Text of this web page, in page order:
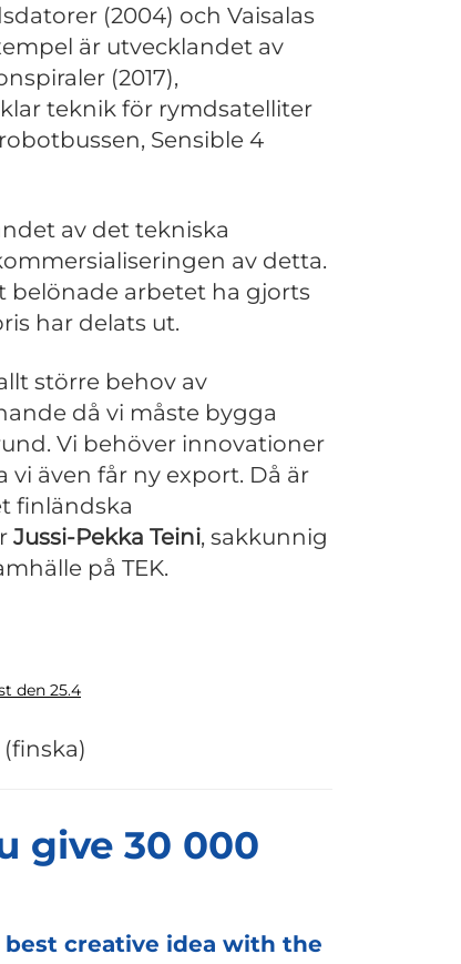
(2004) och Vaisalas
är utvecklandet av
(2017),
teknik för rymdsatelliter
Sensible 4
av det tekniska
av detta.
belönade arbetet ha gjorts
har delats ut.
större behov av
då vi måste bygga
Vi behöver innovationer
vi även får ny export. Då är
finländska
Jussi-Pekka Teini, sakkunnig
på TEK.
den 25.4
(finska)
give 30 000
best creative idea with the